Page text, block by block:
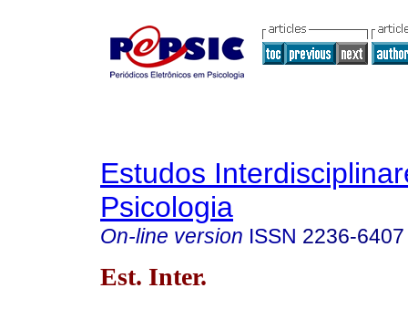
Estudos
Psicologia
On-line version ISSN 2236-6407
Est. Inter.